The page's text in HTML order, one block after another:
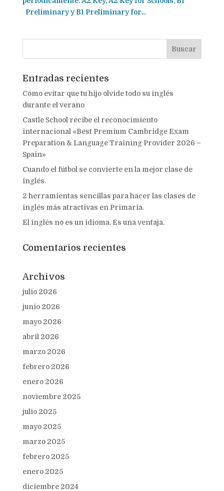
Preliminary y B1 Preliminary for...
Entradas recientes
Cómo evitar que tu hijo olvide todo su inglés
durante el verano
Castle School recibe el reconocimiento
internacional «Best Premium Cambridge Exam
Preparation & Language Training Provider 2026 –
Spain»
Cuando el fútbol se convierte en la mejor clase de
inglés.
2 herramientas sencillas para hacer las clases de
inglés más atractivas en Primaria.
El inglés no es un idioma. Es una ventaja.
Comentarios recientes
Archivos
julio 2026
junio 2026
mayo 2026
abril 2026
marzo 2026
febrero 2026
enero 2026
noviembre 2025
julio 2025
mayo 2025
marzo 2025
febrero 2025
enero 2025
diciembre 2024